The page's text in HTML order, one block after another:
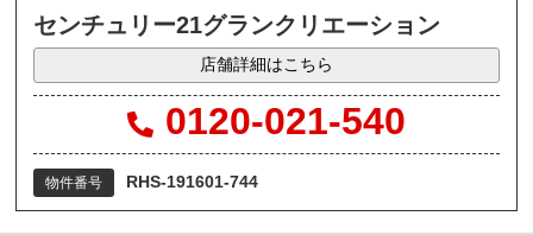
センチュリー21グランクリエーション
店舗詳細はこちら
0120-021-540
物件番号 RHS-191601-744